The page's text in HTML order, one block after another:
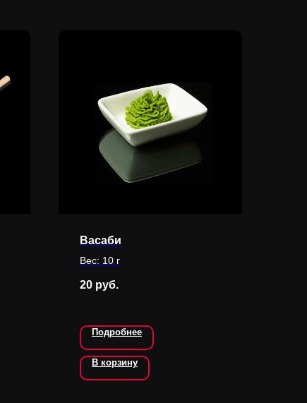
Васаби
Вес: 10 г
20 руб.
Подробнее
В корзину